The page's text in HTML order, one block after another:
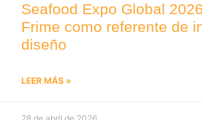
Seafood Expo Global
Frime como referente de
diseño
LEER MÁS »